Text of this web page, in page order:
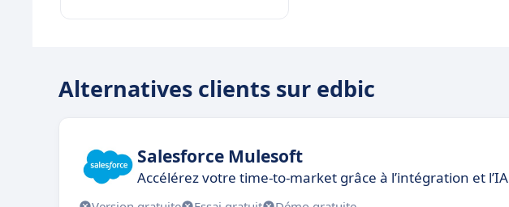
Alternatives clients sur edbic
Salesforce Mulesoft
Accélérez votre time-to-market grâce à l’intégration et l’IA